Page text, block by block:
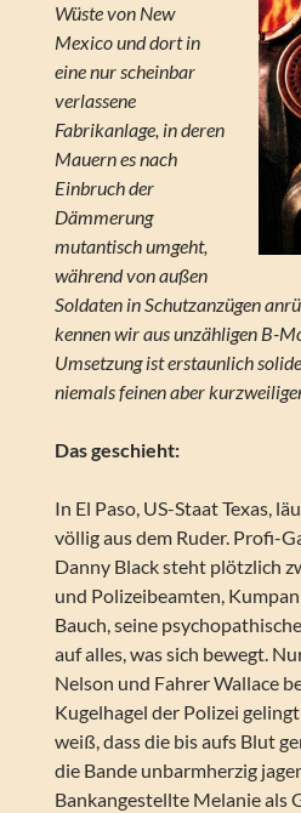
Wüste von New
Mexico und dort in
eine nur scheinbar
verlassene
Fabrikanlage, in deren
Mauern es nach
Einbruch der
Dämmerung
mutantisch umgeht,
während von außen
Soldaten in Schutzanzügen
kennen wir aus unzähligen B-
Umsetzung ist erstaunlich
niemals feinen aber
Das geschieht:
In El Paso, US-Staat Texas,
völlig aus dem Ruder. Profi-
Danny Black steht plötzlich
und Polizeibeamten,
Bauch, seine
auf alles, was sich bewegt.
Nelson und Fahrer Wallace
Kugelhagel der Polizei
weiß, dass die bis aufs Blut
die Bande unbarmherzig
Bankangestellte Melanie als